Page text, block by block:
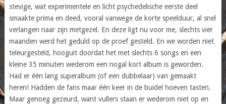
stevige, wat experimentele en licht psychedelische eerste deel
smaakte prima en deed, vooral vanwege de korte speelduur, al snel
verlangen naar zijn metgezel. En deze ligt nu voor me, slechts vier
maanden werd het geduld op de proef gesteld. En we worden niet
teleurgesteld, hooguit doordat het met slechts 6 songs en een
kleine 35 minuten wederom een nogal kort album is geworden.
Had er één lang superalbum (of een dubbelaar) van gemaakt
heren! Hadden de fans maar één keer in de buidel hoeven tasten.
Maar genoeg gezeurd, want vullers staan er wederom niet op en